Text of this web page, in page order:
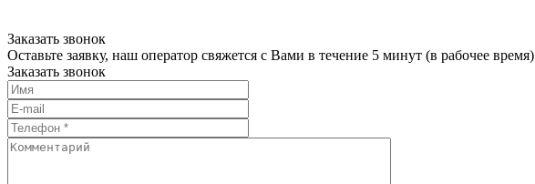
Заказать звонок
Оставьте заявку, наш оператор свяжется с Вами в течение 5 минут (в рабочее время)
Заказать звонок